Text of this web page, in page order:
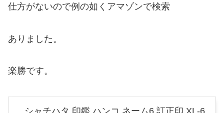
仕方がないので例の如くアマゾンで検索
ありました。
楽勝です。